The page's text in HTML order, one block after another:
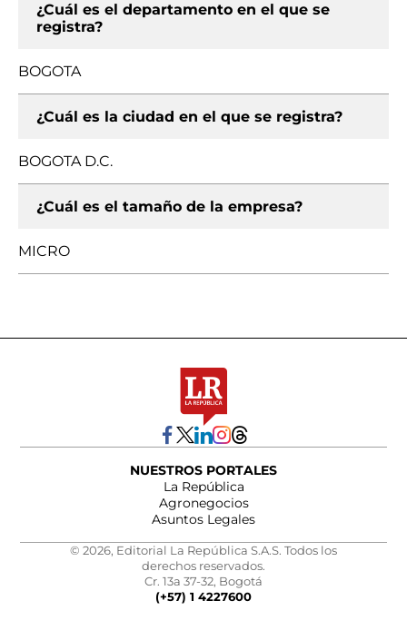
¿Cuál es el departamento en el que se
registra?
BOGOTA
¿Cuál es la ciudad en el que se registra?
BOGOTA D.C.
¿Cuál es el tamaño de la empresa?
MICRO
NUESTROS PORTALES
La República
Agronegocios
Asuntos Legales
© 2026, Editorial La República S.A.S. Todos los
derechos reservados.
Cr. 13a 37-32, Bogotá
(+57) 1 4227600